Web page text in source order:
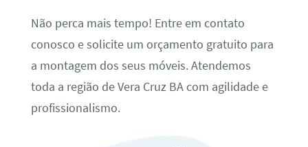
Não perca mais tempo! Entre em contato
conosco e solicite um orçamento gratuito para
a montagem dos seus móveis. Atendemos
toda a região de Vera Cruz BA com agilidade e
profissionalismo.